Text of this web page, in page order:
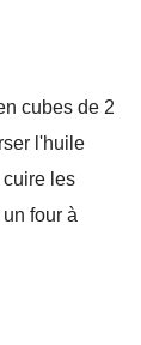
cubes de 2
l'huile
cuire les
four à